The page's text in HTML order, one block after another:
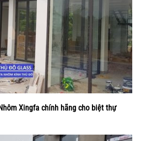
Xingfa chính hãng cho biệt thự